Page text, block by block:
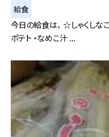
給食
今日の給食は、 ☆しゃくしな
ポテト ・なめこ汁 ...